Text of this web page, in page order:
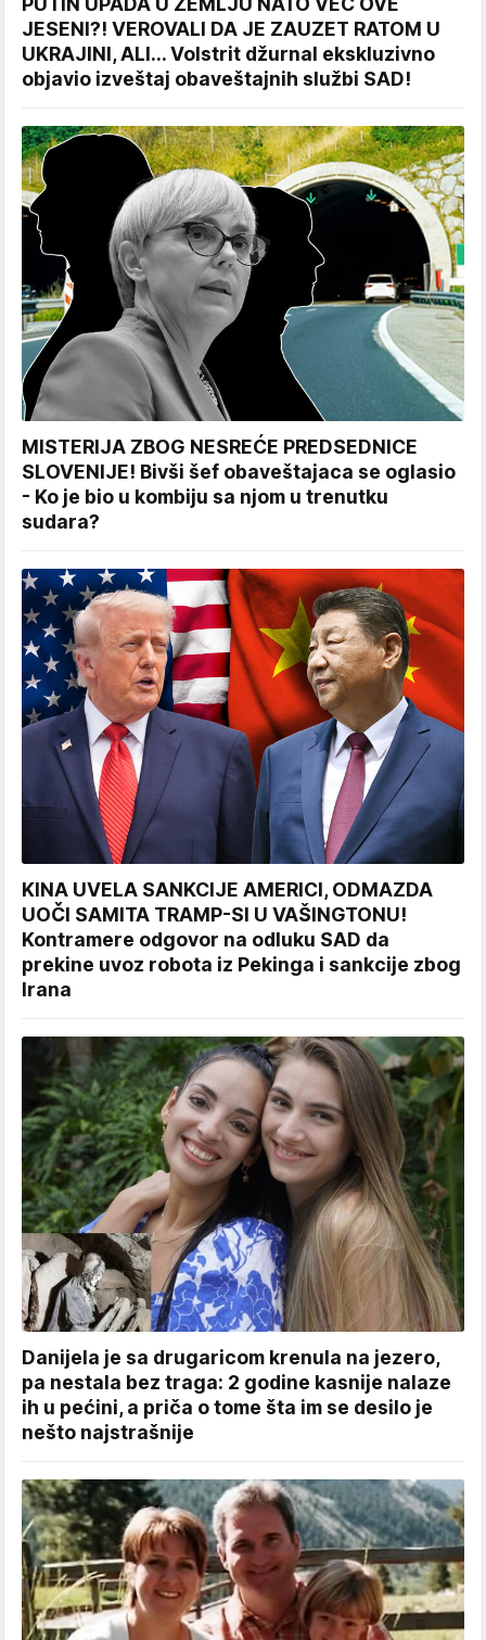
JESENI?! VEROVALI DA JE ZAUZET RATOM U
UKRAJINI, ALI... Volstrit džurnal ekskluzivno
objavio izveštaj obaveštajnih službi SAD!
MISTERIJA ZBOG NESREĆE PREDSEDNICE
SLOVENIJE! Bivši šef obaveštajaca se oglasio
- Ko je bio u kombiju sa njom u trenutku
sudara?
KINA UVELA SANKCIJE AMERICI, ODMAZDA
UOČI SAMITA TRAMP-SI U VAŠINGTONU!
Kontramere odgovor na odluku SAD da
prekine uvoz robota iz Pekinga i sankcije zbog
Irana
Danijela je sa drugaricom krenula na jezero,
pa nestala bez traga: 2 godine kasnije nalaze
ih u pećini, a priča o tome šta im se desilo je
nešto najstrašnije